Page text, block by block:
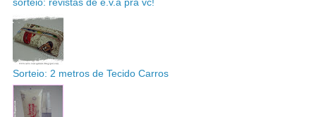
sorteio: revistas de e.v.a pra vc!
Sorteio: 2 metros de Tecido Carros